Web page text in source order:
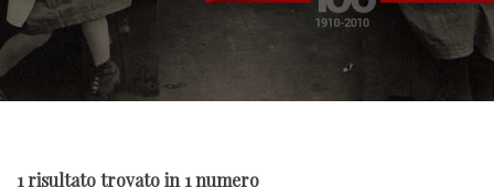
1 risultato trovato in 1 numero